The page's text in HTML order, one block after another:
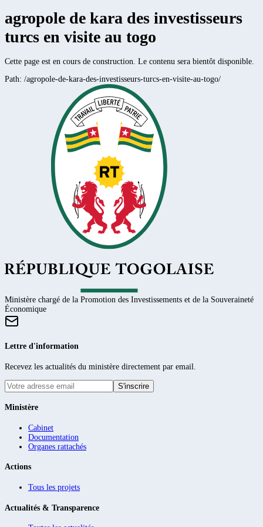
agropole de kara des investisseurs
turcs en visite au togo
Cette page est en cours de construction. Le contenu sera bientôt disponible.
Path: /agropole-de-kara-des-investisseurs-turcs-en-visite-au-togo/
Ministère chargé de la Promotion des Investissements et de la Souveraineté
Économique
Lettre d'information
Recevez les actualités du ministère directement par email.
S'inscrire
Ministère
Cabinet
Documentation
Organes rattachés
Actions
Tous les projets
Actualités & Transparence